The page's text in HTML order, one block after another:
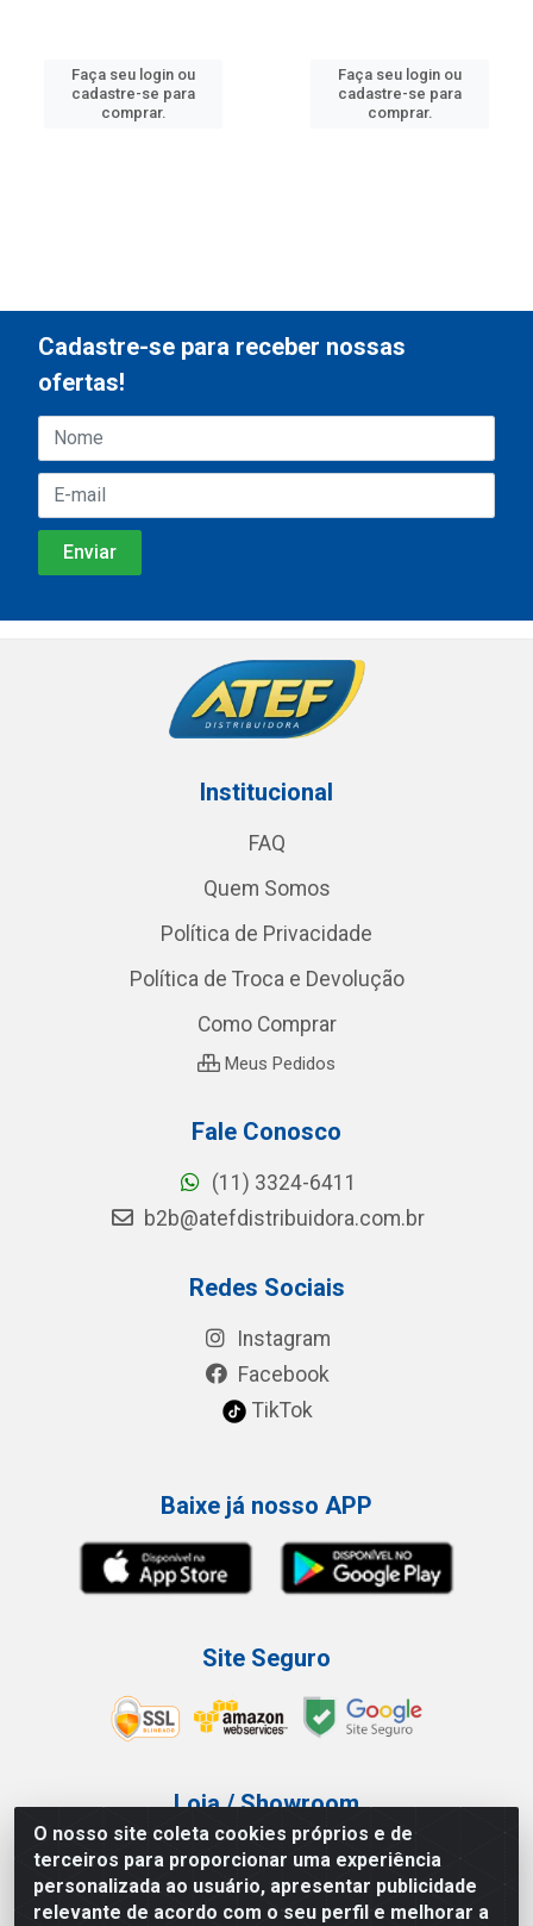
Faça seu login ou
cadastre-se para
comprar.
Faça seu login ou
cadastre-se para
comprar.
O nosso site coleta cookies próprios e de
terceiros para proporcionar uma experiência
personalizada ao usuário, apresentar publicidade
relevante de acordo com o seu perfil e melhorar a
Cadastre-se para receber nossas
ofertas!
Institucional
FAQ
Quem Somos
Política de Privacidade
Política de Troca e Devolução
Como Comprar
Meus Pedidos
Fale Conosco
(11) 3324-6411
b2b@atefdistribuidora.com.br
Redes Sociais
Instagram
Facebook
TikTok
Baixe já nosso APP
Site Seguro
Loja / Showroom
Tel.: (11) 3227-0546
Av Vautier, 587/597 - Pari - São Paulo/SP